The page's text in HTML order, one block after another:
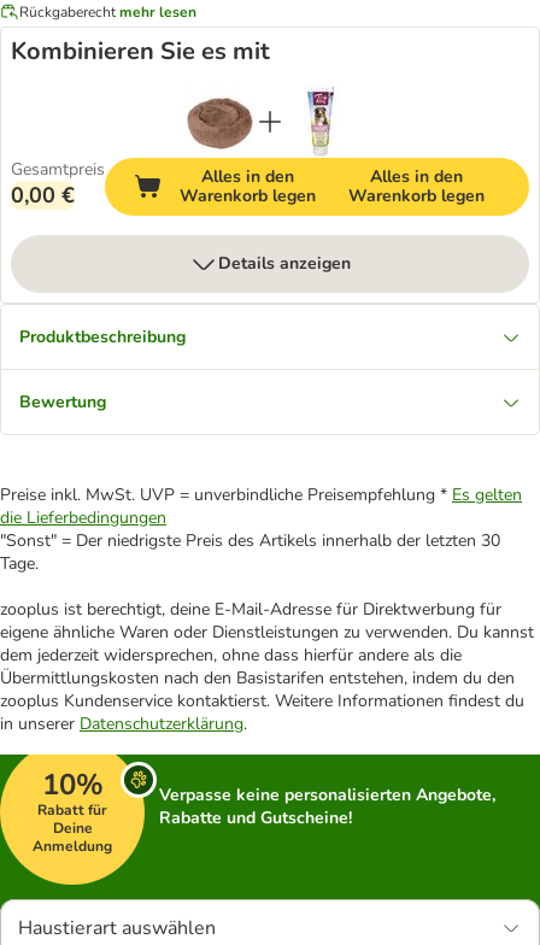
Rückgaberechtmehr lesen
Kombinieren Sie es mit
Gesamtpreis
0,00 €
Alles in den
Warenkorb legen
Alles in den
Warenkorb legen
Details anzeigen
Produktbeschreibung
Bewertung
Preise inkl. MwSt. UVP = unverbindliche Preisempfehlung * Es gelten
die Lieferbedingungen
"Sonst" = Der niedrigste Preis des Artikels innerhalb der letzten 30
Tage.
zooplus ist berechtigt, deine E-Mail-Adresse für Direktwerbung für
eigene ähnliche Waren oder Dienstleistungen zu verwenden. Du kannst
dem jederzeit widersprechen, ohne dass hierfür andere als die
Übermittlungskosten nach den Basistarifen entstehen, indem du den
zooplus Kundenservice kontaktierst. Weitere Informationen findest du
in unserer Datenschutzerklärung.
10%
Rabatt für
Deine
Anmeldung
Verpasse keine personalisierten Angebote,
Rabatte und Gutscheine!
Haustierart auswählen